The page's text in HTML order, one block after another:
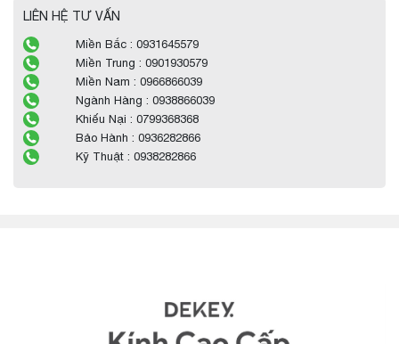
LIÊN HỆ TƯ VẤN
Miền Bắc : 0931645579
Miền Trung : 0901930579
Miền Nam : 0966866039
Ngành Hàng : 0938866039
Khiếu Nại : 0799368368
Bảo Hành : 0936282866
Kỹ Thuật : 0938282866